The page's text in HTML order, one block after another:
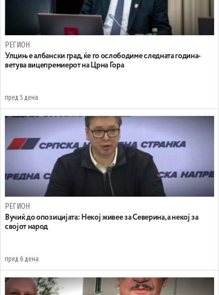
РЕГИОН
Улцињ е албански град, ќе го ослободиме следната година-
ветува вицепремиерот на Црна Гора
пред 5 дена
РЕГИОН
Вучиќ до опозицијата: Некој живее за Северина, а некој за
својот народ
пред 6 дена